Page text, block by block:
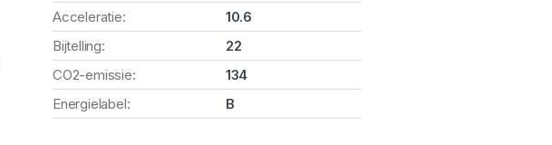
Acceleratie:
10.6
Bijtelling:
22
CO2-emissie:
134
Energielabel:
B